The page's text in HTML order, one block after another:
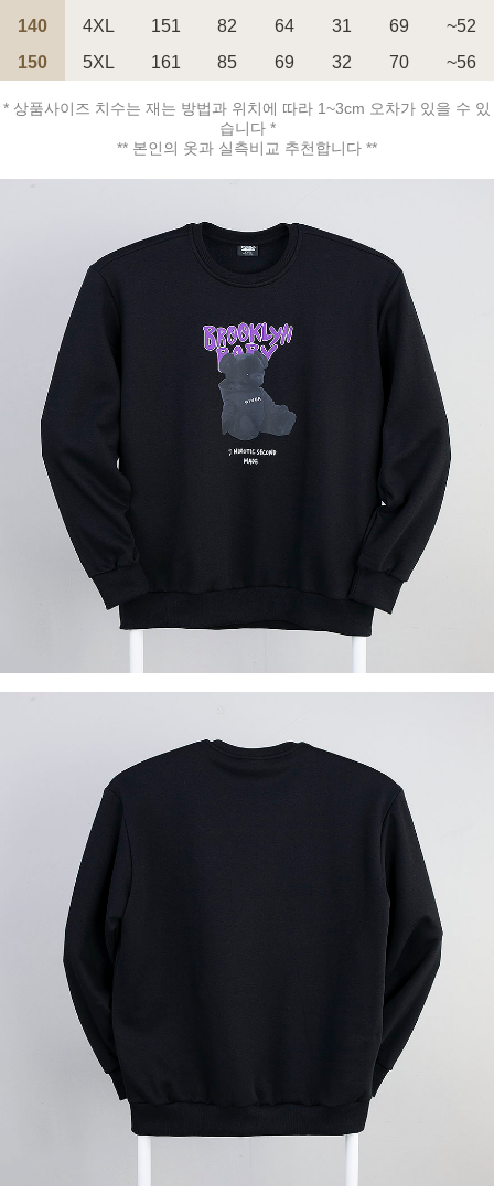
140
4XL 151 82 64 31 69
~52
150
5XL 161 85 69 32 70 ~56
* 상품사이즈 치수는 재는 방법과 위치에 따라 1~3cm 오차가 있을 수 있
습니다 *
** 본인의 옷과 실측비교 추천합니다 **